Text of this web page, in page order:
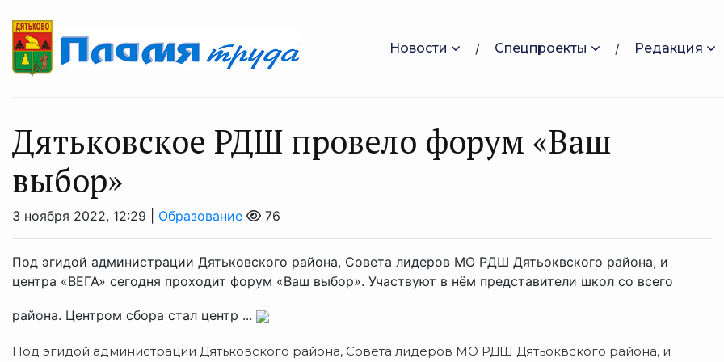
Новости Спецпроекты Редакция
Дятьковское РДШ провело форум «Ваш
выбор»
3 ноября 2022, 12:29 | Образование 76
Под эгидой администрации Дятьковского района, Совета лидеров МО РДШ Дятьоквского района, и
центра «ВЕГА» сегодня проходит форум «Ваш выбор». Участвуют в нём представители школ со всего
района. Центром сбора стал центр ...
Под эгидой администрации Дятьковского района, Совета лидеров МО РДШ Дятьоквского района, и